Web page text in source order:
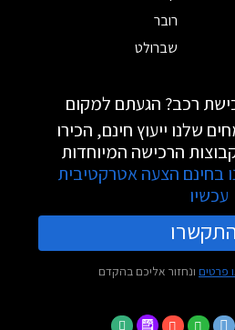
רובר
שברולט
רכב? הגעתם למקום
שלנו ייעוץ חינם, הכירו
הרכישה המיוחדות
בחינם הצעה אטרקטיבית
עכשיו
התקשרו
פרטים ונחזור אליכם בהקדם